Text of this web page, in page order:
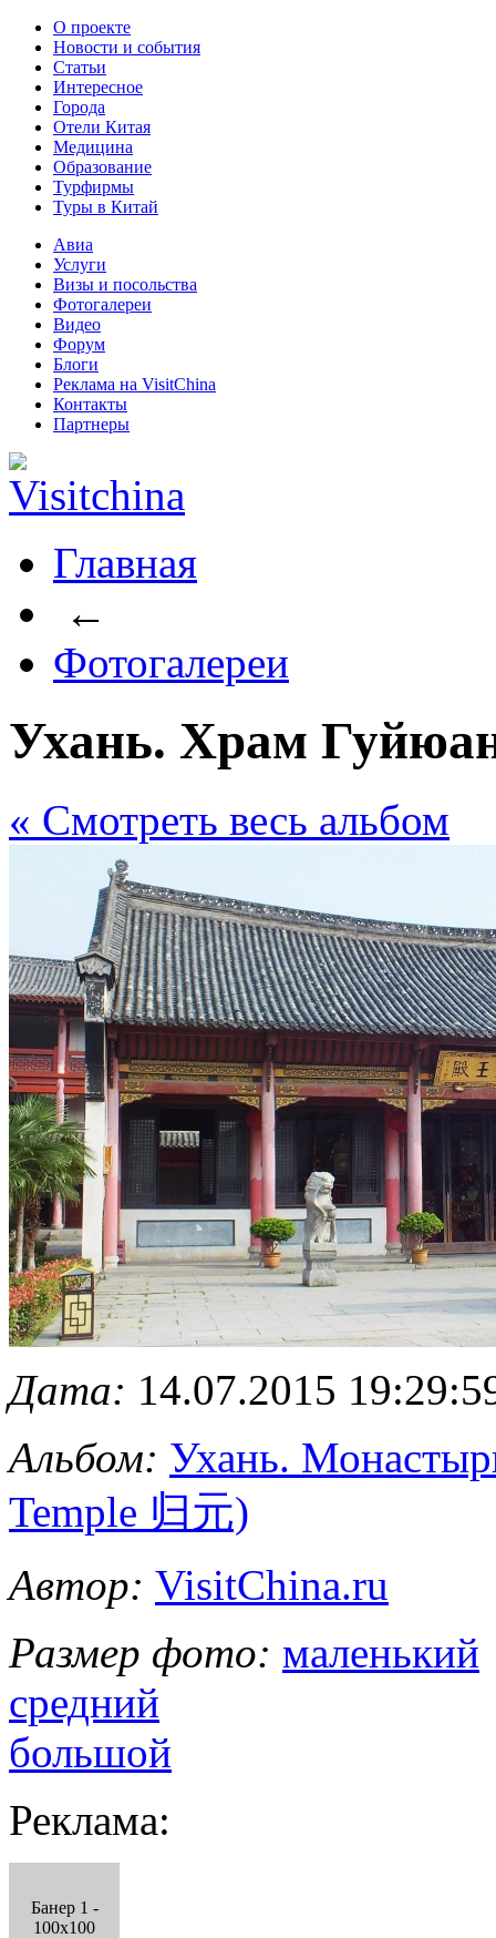
О проекте
Новости и события
Статьи
Интересное
Города
Отели Китая
Медицина
Образование
Турфирмы
Туры в Китай
Авиа
Услуги
Визы и посольства
Фотогалереи
Видео
Форум
Блоги
Реклама на VisitChina
Контакты
Партнеры
Главная
←
Фотогалереи
Ухань. Храм
« Cмотреть весь альбом
Дата: 14.07.2015
Альбом: Ухань.
Temple 归元)
Автор: VisitChina.ru
Размер фото: маленький
средний
большой
Реклама:
Банер 1 -
100x100